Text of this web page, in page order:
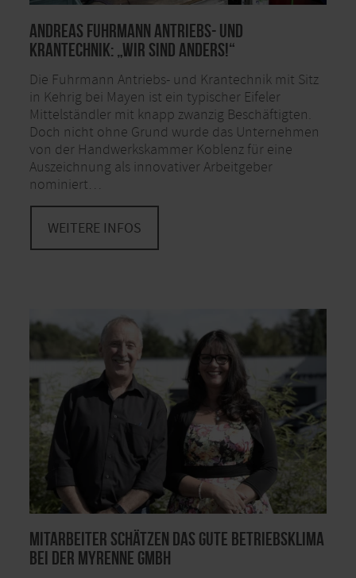
Andreas Fuhrmann Antriebs- und
Krantechnik: „Wir sind anders!“
Die Fuhrmann Antriebs- und Krantechnik mit Sitz
in Kehrig bei Mayen ist ein typischer Eifeler
Mittelständler mit knapp zwanzig Beschäftigten.
Doch nicht ohne Grund wurde das Unternehmen
von der Handwerkskammer Koblenz für eine
Auszeichnung als innovativer Arbeitgeber
nominiert…
WEITERE INFOS
Mitarbeiter schätzen das gute Betriebsklima
bei der Myrenne GmbH